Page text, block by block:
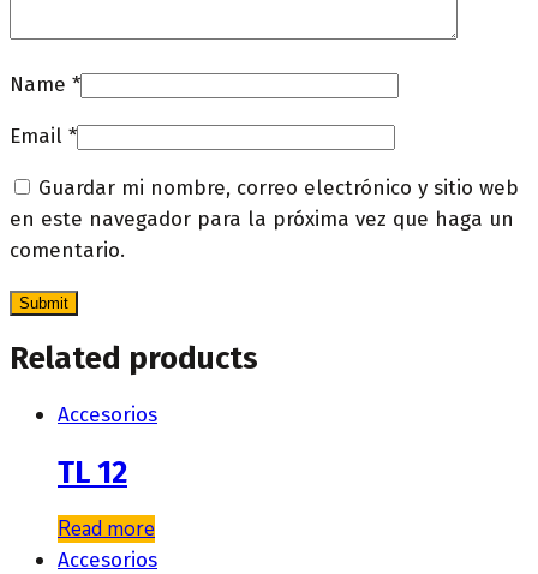
Name *
Email *
Guardar mi nombre, correo electrónico y sitio web
en este navegador para la próxima vez que haga un
comentario.
Related products
Accesorios
TL 12
Read more
Accesorios